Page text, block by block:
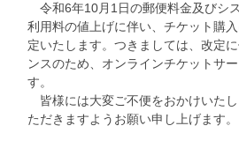
令和6年10月1日の郵便料金及びシ
利用料の値上げに伴い、チケット購
定いたします。つきましては、改定
ンスのため、オンラインチケットサ
す。
皆様には大変ご不便をおかけいた
ただきますようお願い申し上げます。